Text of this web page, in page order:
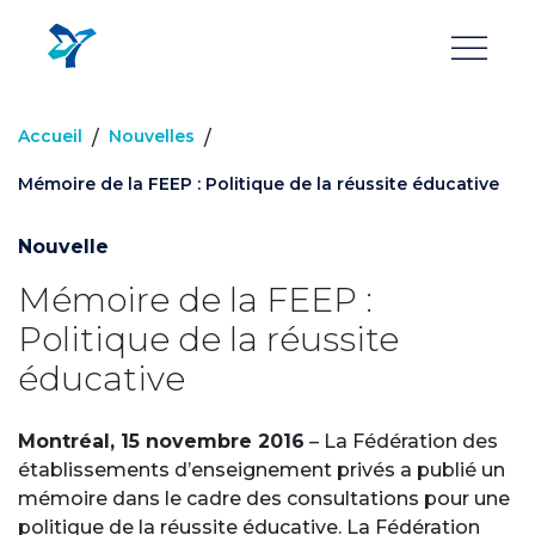
contenu
Accueil / Nouvelles /
Mémoire de la FEEP : Politique de la réussite éducative
Nouvelle
Mémoire de la FEEP :
Politique de la réussite
éducative
Montréal, 15 novembre 2016 – La Fédération des
établissements d’enseignement privés a publié un
mémoire dans le cadre des consultations pour une
politique de la réussite éducative. La Fédération